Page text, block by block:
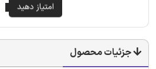
جزئیات محصول